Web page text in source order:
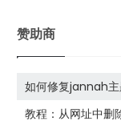
赞助商
如何修复jannah
教程：从网址中删